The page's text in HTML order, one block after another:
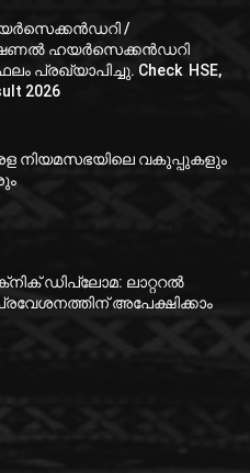
/
ഹയർസെക്കൻഡറി
പ്രഖ്യാപിച്ചു. Check HSE,
2026
നിയമസഭയിലെ വകുപ്പുകളും
ഡിപ്ലോമ: ലാറ്ററൽ
അപേക്ഷിക്കാം